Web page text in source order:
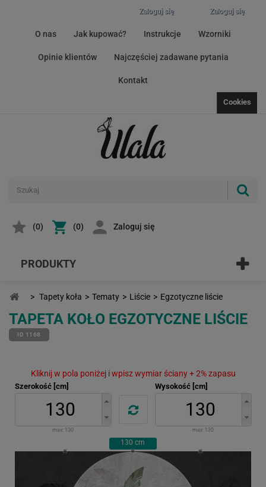
Zaloguj się
Zaloguj się
O nas Jak kupować? Instrukcje Wzorniki
Opinie klientów Najczęściej zadawane pytania
Kontakt
Cookies
(0) (0) Zaloguj się
PRODUKTY
> Tapety koła > Tematy > Liście > Egzotyczne liście
TAPETA KOŁO EGZOTYCZNE LIŚCIE
ID 1168
Kliknij w pola poniżej i wpisz wymiar ściany + 2% zapasu
Szerokość [cm]
max: 130
Wysokość [cm]
max: 130
130 cm